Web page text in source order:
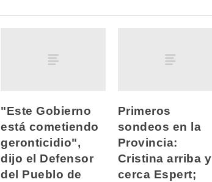
"Este Gobierno
está cometiendo
geronticidio",
dijo el Defensor
del Pueblo de
Primeros
sondeos en la
Provincia:
Cristina arriba y
cerca Espert;